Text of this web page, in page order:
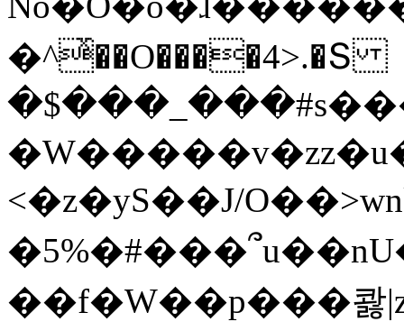
�^ͯ��O����4>.�Տ
<�z�yS��J/
��f�W��p���콿